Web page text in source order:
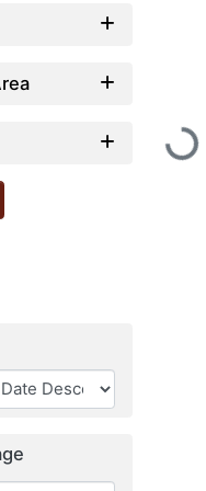
Loading...